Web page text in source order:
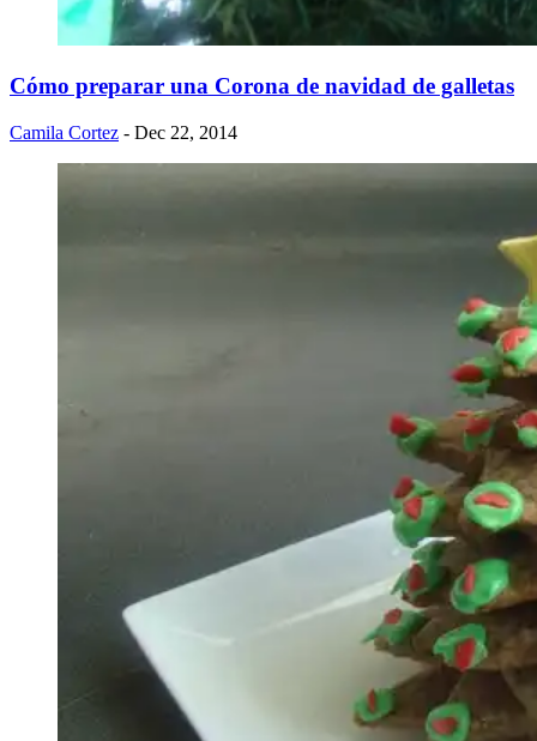
Cómo preparar una Corona de navidad de galletas
Camila Cortez - Dec 22, 2014